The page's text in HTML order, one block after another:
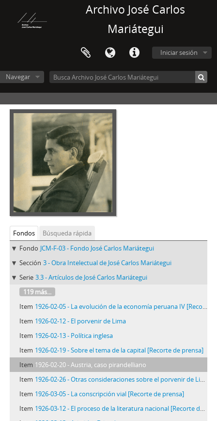
Archivo José Carlos
Mariátegui
Iniciar sesión
Navegar
Fondos
Búsqueda rápida
Fondo JCM-F-03 - Fondo José Carlos Mariátegui
Sección 3 - Obra Intelectual de José Carlos Mariátegui
Serie 3.3 - Artículos de José Carlos Mariátegui
119 más...
Item 1926-02-05 - La evolución de la economía peruana IV [Recorte de prensa]
Item 1926-02-12 - El porvenir de Lima
Item 1926-02-13 - Política inglesa
Item 1926-02-19 - Sobre el tema de la capital [Recorte de prensa]
Item 1926-02-20 - Austria, caso pirandelliano
Item 1926-02-26 - Otras consideraciones sobre el porvenir de Lima [Recorte de prensa]
Item 1926-03-05 - La conscripción vial [Recorte de prensa]
Item 1926-03-12 - El proceso de la literatura nacional [Recorte de prensa]